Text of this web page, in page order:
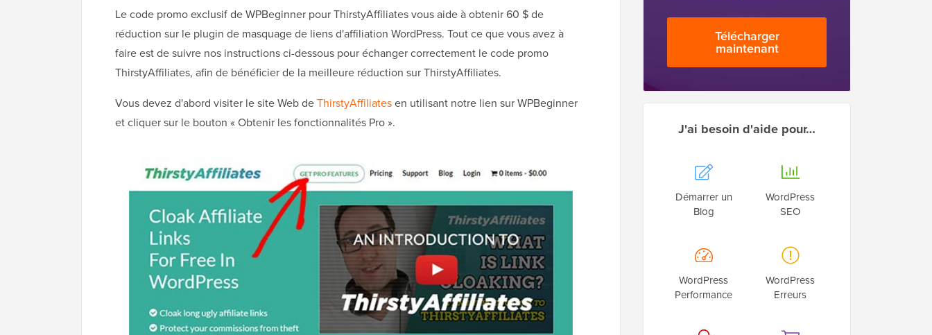
Le code promo exclusif de WPBeginner pour ThirstyAffiliates vous aide à obtenir 60 $ de
réduction sur le plugin de masquage de liens d'affiliation WordPress. Tout ce que vous avez à
faire est de suivre nos instructions ci-dessous pour échanger correctement le code promo
ThirstyAffiliates, afin de bénéficier de la meilleure réduction sur ThirstyAffiliates.
Vous devez d'abord visiter le site Web deThirstyAffiliatesen utilisant notre lien sur WPBeginner
et cliquer sur le bouton « Obtenir les fonctionnalités Pro ».
Télécharger
maintenant
J'ai besoin d'aide pour…
Démarrer un
Blog
WordPress
SEO
WordPress
Performance
WordPress
Erreurs